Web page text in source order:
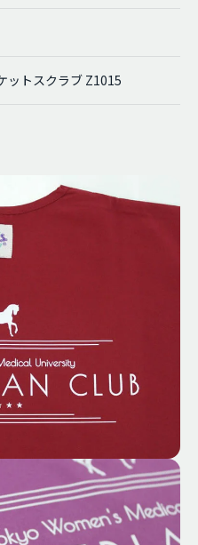
ットスクラブ Z1015